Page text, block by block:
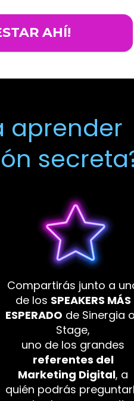
AHÍ!
aprender
Compartirás junto a
de los SPEAKERS MÁS
ESPERADO de Sinergia
Stage,
referentes del
Marketing Digital, a
quién podrás